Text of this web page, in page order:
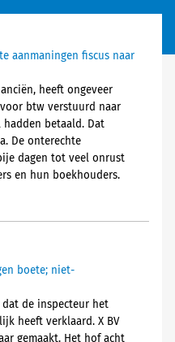
aanmaningen fiscus naar
heeft ongeveer
btw verstuurd naar
betaald. Dat
De onterechte
dagen tot veel onrust
en hun boekhouders.
boete; niet-
dat de inspecteur het
heeft verklaard. X BV
gemaakt. Het hof acht